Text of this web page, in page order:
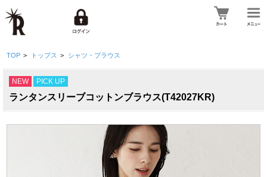
TOP > トップス > シャツ・ブラウス
NEW PICK UP
ランタンスリーブコットンブラウス(T42027KR)